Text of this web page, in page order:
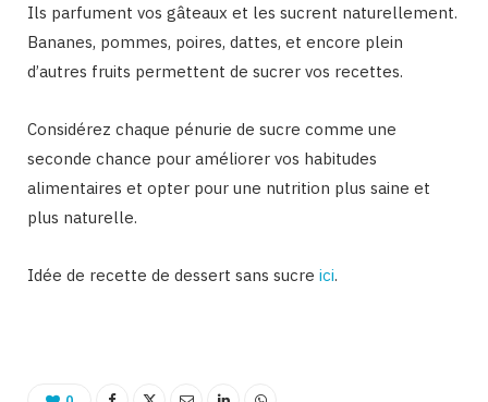
Ils parfument vos gâteaux et les sucrent naturellement.
Bananes, pommes, poires, dattes, et encore plein
d’autres fruits permettent de sucrer vos recettes.
Considérez chaque pénurie de sucre comme une
seconde chance pour améliorer vos habitudes
alimentaires et opter pour une nutrition plus saine et
plus naturelle.
Idée de recette de dessert sans sucre ici.